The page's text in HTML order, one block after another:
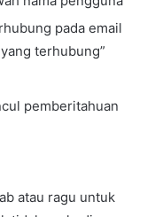
pada email
terhubung”
pemberitahuan
atau ragu untuk